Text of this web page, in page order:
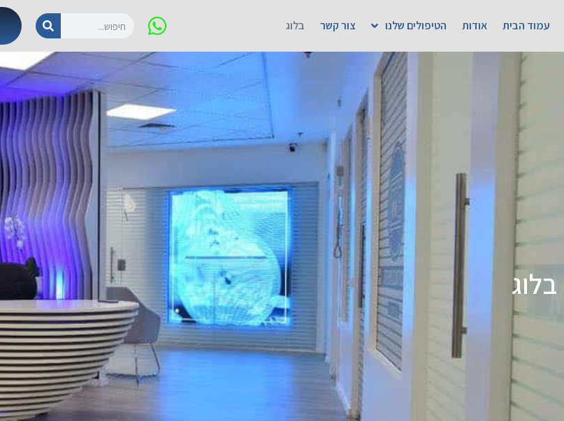
עמוד הבית אודות הטיפולים שלנו צור קשר בלוג
בלוג